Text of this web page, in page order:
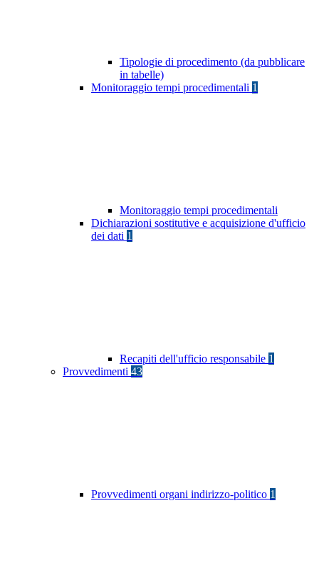
Tipologie di procedimento (da pubblicare
in tabelle)
Monitoraggio tempi procedimentali 1
Monitoraggio tempi procedimentali
Dichiarazioni sostitutive e acquisizione d'ufficio
dei dati 1
Recapiti dell'ufficio responsabile 1
Provvedimenti 43
Provvedimenti organi indirizzo-politico 1